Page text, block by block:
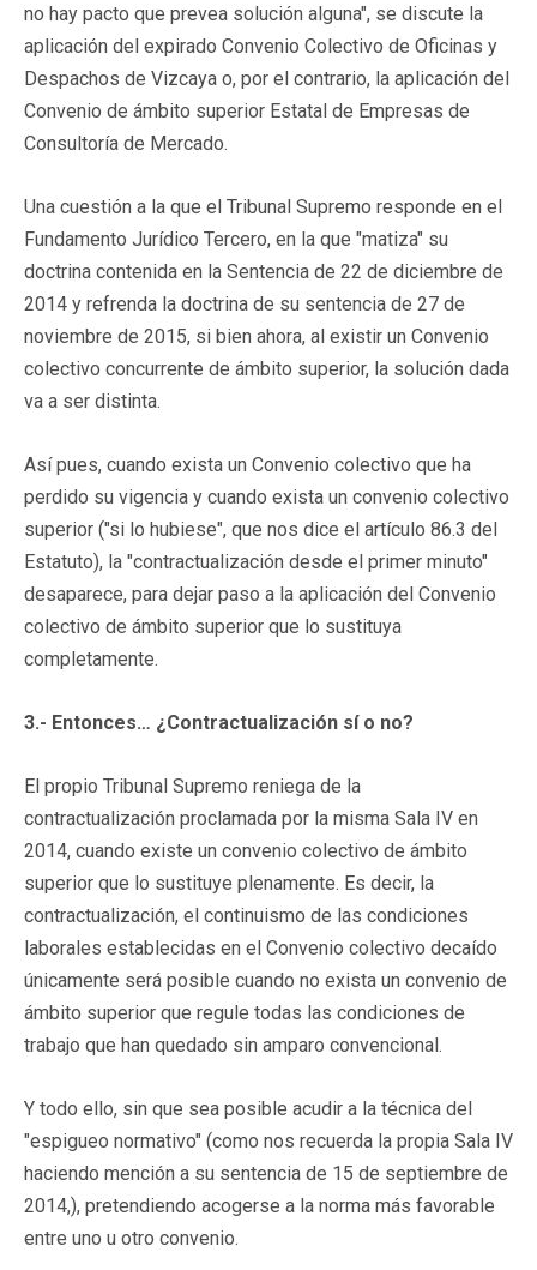
no hay pacto que prevea solución alguna", se discute la
aplicación del expirado Convenio Colectivo de Oficinas y
Despachos de Vizcaya o, por el contrario, la aplicación del
Convenio de ámbito superior Estatal de Empresas de
Consultoría de Mercado.
Una cuestión a la que el Tribunal Supremo responde en el
Fundamento Jurídico Tercero, en la que "matiza" su
doctrina contenida en la Sentencia de 22 de diciembre de
2014 y refrenda la doctrina de su sentencia de 27 de
noviembre de 2015, si bien ahora, al existir un Convenio
colectivo concurrente de ámbito superior, la solución dada
va a ser distinta.
Así pues, cuando exista un Convenio colectivo que ha
perdido su vigencia y cuando exista un convenio colectivo
superior ("si lo hubiese", que nos dice el artículo 86.3 del
Estatuto), la "contractualización desde el primer minuto"
desaparece, para dejar paso a la aplicación del Convenio
colectivo de ámbito superior que lo sustituya
completamente.
3.- Entonces… ¿Contractualización sí o no?
El propio Tribunal Supremo reniega de la
contractualización proclamada por la misma Sala IV en
2014, cuando existe un convenio colectivo de ámbito
superior que lo sustituye plenamente. Es decir, la
contractualización, el continuismo de las condiciones
laborales establecidas en el Convenio colectivo decaído
únicamente será posible cuando no exista un convenio de
ámbito superior que regule todas las condiciones de
trabajo que han quedado sin amparo convencional.
Y todo ello, sin que sea posible acudir a la técnica del
"espigueo normativo" (como nos recuerda la propia Sala IV
haciendo mención a su sentencia de 15 de septiembre de
2014,), pretendiendo acogerse a la norma más favorable
entre uno u otro convenio.